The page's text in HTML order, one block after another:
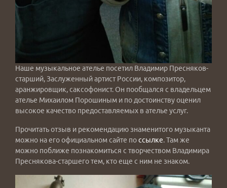
Наше музыкальное ателье посетил Владимир Пресняков-
старший, Заслуженный артист России, композитор,
аранжировщик, саксофонист. Он пообщался с владельцем
ателье Михаилом Порошиным и по достоинству оценил
высокое качество предоставляемых в ателье услуг.
Прочитать отзыв и рекомендацию знаменитого музыканта
можно на его официальном сайте поссылке. Там же
можно поближе познакомиться с творчеством Владимира
Преснякова-старшего тем, кто еще с ним не знаком.